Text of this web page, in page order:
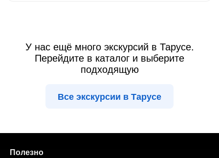
У нас ещё много экскурсий в Тарусе.
Перейдите в каталог и выберите
подходящую
Все экскурсии в Тарусе
Полезно